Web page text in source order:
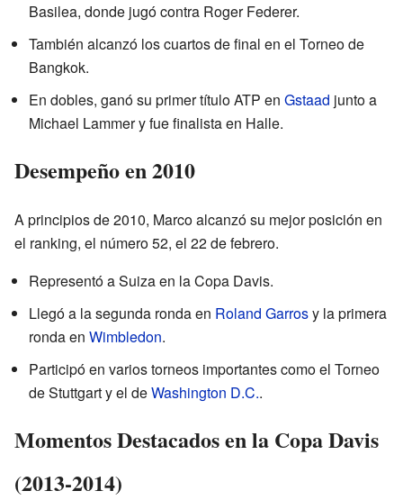
Basilea, donde jugó contra Roger Federer.
También alcanzó los cuartos de final en el Torneo de
Bangkok.
En dobles, ganó su primer título ATP en Gstaad junto a
Michael Lammer y fue finalista en Halle.
Desempeño en 2010
A principios de 2010, Marco alcanzó su mejor posición en
el ranking, el número 52, el 22 de febrero.
Representó a Suiza en la Copa Davis.
Llegó a la segunda ronda en Roland Garrosy la primera
ronda en Wimbledon.
Participó en varios torneos importantes como el Torneo
de Stuttgart y el deWashington D.C..
Momentos Destacados en la Copa Davis
(2013-2014)